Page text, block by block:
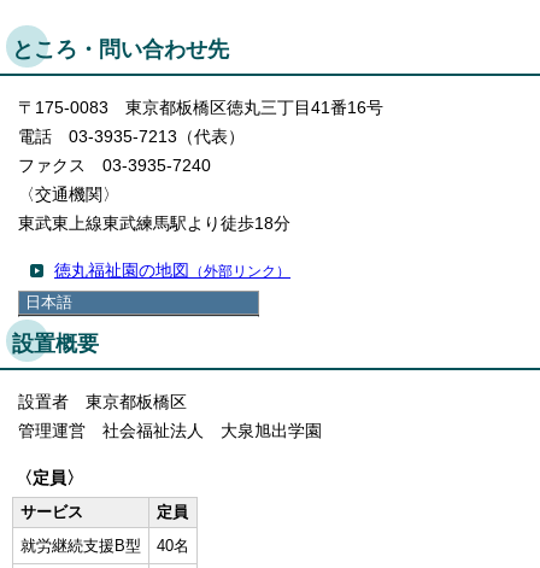
日本語
日本語
English
한국어
简体中文
繁體中文
ところ・問い合わせ先
〒175-0083 東京都板橋区徳丸三丁目41番16号
電話 03-3935-7213（代表）
ファクス 03-3935-7240
〈交通機関〉
東武東上線東武練馬駅より徒歩18分
徳丸福祉園の地図 （外部リンク）
設置概要
設置者 東京都板橋区
管理運営 社会福祉法人 大泉旭出学園
〈定員〉
サービス
定員
就労継続支援B型
40名